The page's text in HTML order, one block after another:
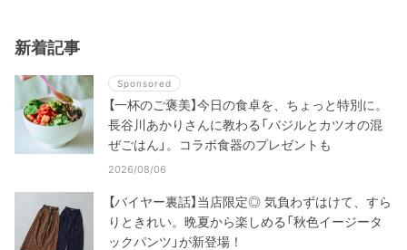
新着記事
Sponsored
【一杯のご褒美】今日の食卓を、ちょっと特別に。
長谷川あかりさんに教わる「バジルとカツオの混
ぜごはん」。コラボ食器のプレゼントも
2026/08/06
【バイヤー裏話】当店限定◎ 気負わずはけて、すら
りときれい。晩夏から楽しめる「秋色イージータ
ックパンツ」が新登場！